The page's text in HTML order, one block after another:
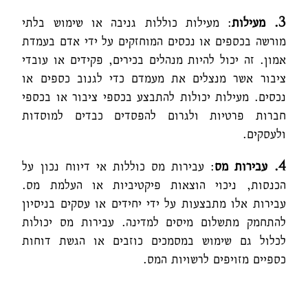
3. מעילות
: מעילות כוללות גניבה או שימוש בלתי
מורשה בכספים או נכסים המוחזקים על ידי אדם בעמדת
אמון. זה יכול להיות מנהלים בכירים, פקידים או עובדי
ציבור אשר מנצלים את מעמדם כדי לגנוב כספים או
נכסים. מעילות יכולות להתבצע בכספי ציבור או בכספי
חברות פרטיות ולגרום להפסדים כבדים למוסדות
ולעסקים.
4. עבירות מס
: עבירות מס כוללות אי דיווח נכון על
הכנסות, ניכוי הוצאות פיקטיביות או העלמת מס.
עבירות אלו מתבצעות על ידי יחידים או עסקים בניסיון
להתחמק מתשלום מיסים למדינה. עבירות מס יכולות
לכלול גם שימוש במסמכים כוזבים או הגשת דוחות
כספיים מזויפים לרשויות המס.